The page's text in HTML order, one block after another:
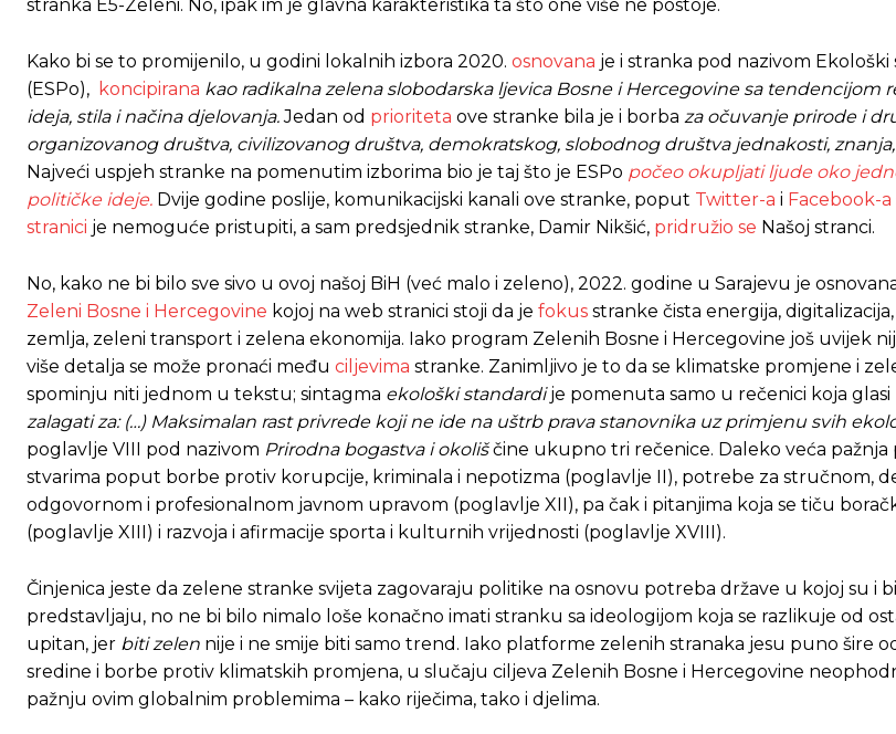
stranka E5-Zeleni. No, ipak im je glavna karakteristika ta što one više ne postoje.
Kako bi se to promijenilo, u godini lokalnih izbora 2020. osnovana je i stranka pod nazivom
(ESPo), koncipirana kao radikalna zelena slobodarska ljevica Bosne i Hercegovine sa tendencijom
ideja, stila i načina djelovanja.Jedan od prioriteta ove stranke bila je i borba za očuvanje prirode i
organizovanog društva, civilizovanog društva, demokratskog, slobodnog društva jednakosti,
Najveći uspjeh stranke na pomenutim izborima bio je taj što je ESPo počeo okupljati ljude oko
političke ideje. Dvije godine poslije, komunikacijski kanali ove stranke, poput Twitter-a i Facebook-a
stranici je nemoguće pristupiti, a sam predsjednik stranke, Damir Nikšić, pridružio se Našoj stranci.
No, kako ne bi bilo sve sivo u ovoj našoj BiH (već malo i zeleno), 2022. godine u Sarajevu je
Zeleni Bosne i Hercegovine kojoj na web stranici stoji da je fokus stranke čista energija,
zemlja, zeleni transport i zelena ekonomija. Iako program Zelenih Bosne i Hercegovine još uvijek
više detalja se može pronaći među ciljevima stranke. Zanimljivo je to da se klimatske promjene i
spominju niti jednom u tekstu; sintagma ekološki standardije pomenuta samo u rečenici koja glasi
zalagati za: (…) Maksimalan rast privrede koji ne ide na uštrb prava stanovnika uz primjenu svih
poglavlje VIII pod nazivom Prirodna bogastva i okoliščine ukupno tri rečenice. Daleko veća pažnja
stvarima poput borbe protiv korupcije, kriminala i nepotizma (poglavlje II), potrebe za stručnom,
odgovornom i profesionalnom javnom upravom (poglavlje XII), pa čak i pitanjima koja se tiču
(poglavlje XIII) i razvoja i afirmacije sporta i kulturnih vrijednosti (poglavlje XVIII).
Činjenica jeste da zelene stranke svijeta zagovaraju politike na osnovu potreba države u kojoj su i
predstavljaju, no ne bi bilo nimalo loše konačno imati stranku sa ideologijom koja se razlikuje od
upitan, jer biti zelen nije i ne smije biti samo trend. Iako platforme zelenih stranaka jesu puno šire
sredine i borbe protiv klimatskih promjena, u slučaju ciljeva Zelenih Bosne i Hercegovine
pažnju ovim globalnim problemima – kako riječima, tako i djelima.